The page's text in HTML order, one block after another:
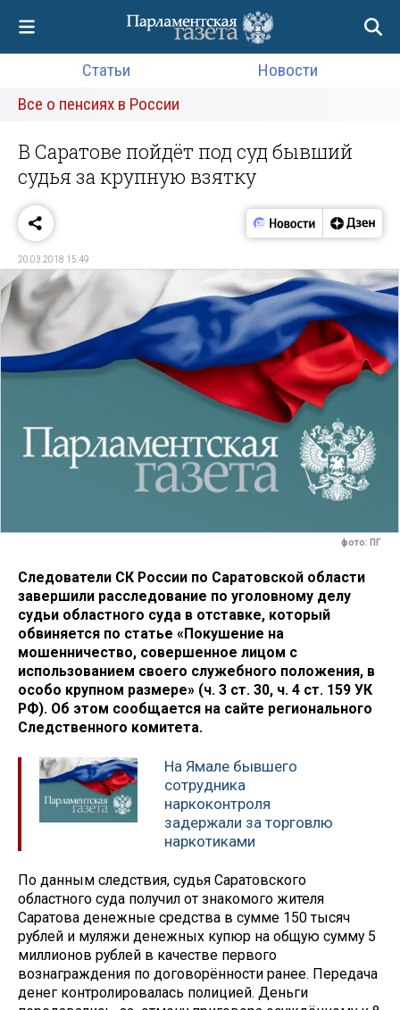
Статьи
Новости
Все о пенсиях в России
В Саратове пойдёт под суд бывший
судья за крупную взятку
20.03.2018 15:49
фото: ПГ
Следователи СК России по Саратовской области
завершили расследование по уголовному делу
судьи областного суда в отставке, который
обвиняется по статье «Покушение на
мошенничество, совершенное лицом с
использованием своего служебного положения, в
особо крупном размере» (ч. 3 ст. 30, ч. 4 ст. 159 УК
РФ). Об этом сообщается на сайте регионального
Следственного комитета.
На Ямале бывшего
сотрудника
наркоконтроля
задержали за торговлю
наркотиками
По данным следствия, судья Саратовского
областного суда получил от знакомого жителя
Саратова денежные средства в сумме 150 тысяч
рублей и муляжи денежных купюр на общую сумму 5
миллионов рублей в качестве первого
вознаграждения по договорённости ранее. Передача
денег контролировалась полицией. Деньги